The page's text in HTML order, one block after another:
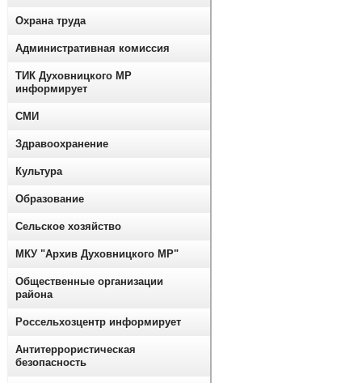
Охрана труда
Административная комиссия
ТИК Духовницкого МР
информирует
СМИ
Здравоохранение
Культура
Образование
Сельское хозяйство
МКУ "Архив Духовницкого МР"
Общественные организации
района
Россельхозцентр информирует
Антитеррористическая
безопасность